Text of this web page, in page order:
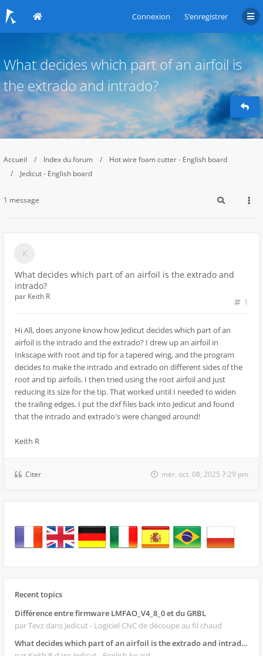
Connexion S’enregistrer
What decides which part of an airfoil is
the extrado and intrado?
Accueil Index du forum
Hot wire foam cutter - English board
Jedicut - English board
1 message
What decides which part of an airfoil is the extrado and
intrado?
1
par Keith R
Hi All, does anyone know how Jedicut decides which part of an
airfoil is the intrado and the extrado? I drew up an airfoil in
Inkscape with root and tip for a tapered wing, and the program
decides to make the intrado and extrado on different sides of the
root and tip airfoils. I then tried using the root airfoil and just
reducing its size for the tip. That worked until I needed to widen
the trailing edges. I put the dxf files back into Jedicut and found
that the intrado and extrado's were changed around!
Keith R
Citer mer. oct. 08, 2025 7:29 pm
Recent topics
Différence entre firmware LMFAO_V4_8_0 et du GRBL
par Tevz dans Jedicut - Logiciel CNC de découpe au fil chaud
What decides which part of an airfoil is the extrado and intrado?